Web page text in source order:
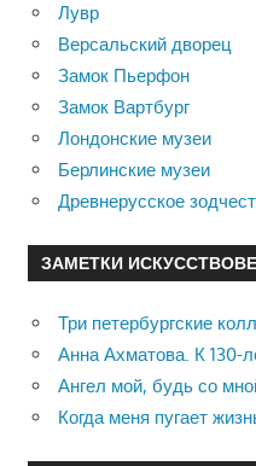
Лувр
Версальский дворец
Замок Пьерфон
Замок Вартбург
Лондонские музеи
Берлинские музеи
Древнерусское
ЗАМЕТКИ
Три петербургские
Анна Ахматова. К 130-
Ангел мой, будь со
Когда меня пугает